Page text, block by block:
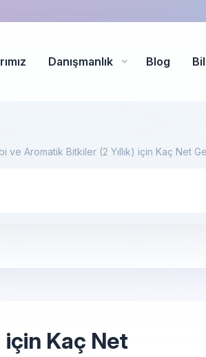
Danışmanlık Blog
ve Aromatik Bitkiler (2 Yıllık) için Kaç Net
için Kaç Net